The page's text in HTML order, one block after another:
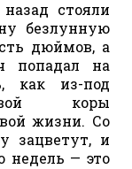
стояли
безлунную
дюймов, а
попадал на
как из-под
коры
жизни. Со
зацветут, и
недель — это